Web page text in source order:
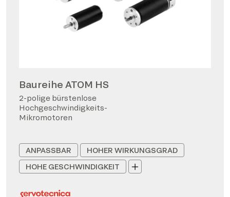
Baureihe ATOM HS
2-polige bürstenlose
Hochgeschwindigkeits-
Mikromotoren
ANPASSBAR
HOHER WIRKUNGSGRAD
HOHE GESCHWINDIGKEIT